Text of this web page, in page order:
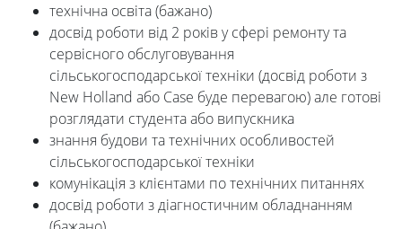
технічна освіта (бажано)
досвід роботи від 2 років у сфері ремонту та
сервісного обслуговування
сільськогосподарської техніки (досвід роботи з
New Holland або Case буде перевагою) але готові
розглядати студента або випускника
знання будови та технічних особливостей
сільськогосподарської техніки
комунікація з клієнтами по технічних питаннях
досвід роботи з діагностичним обладнанням